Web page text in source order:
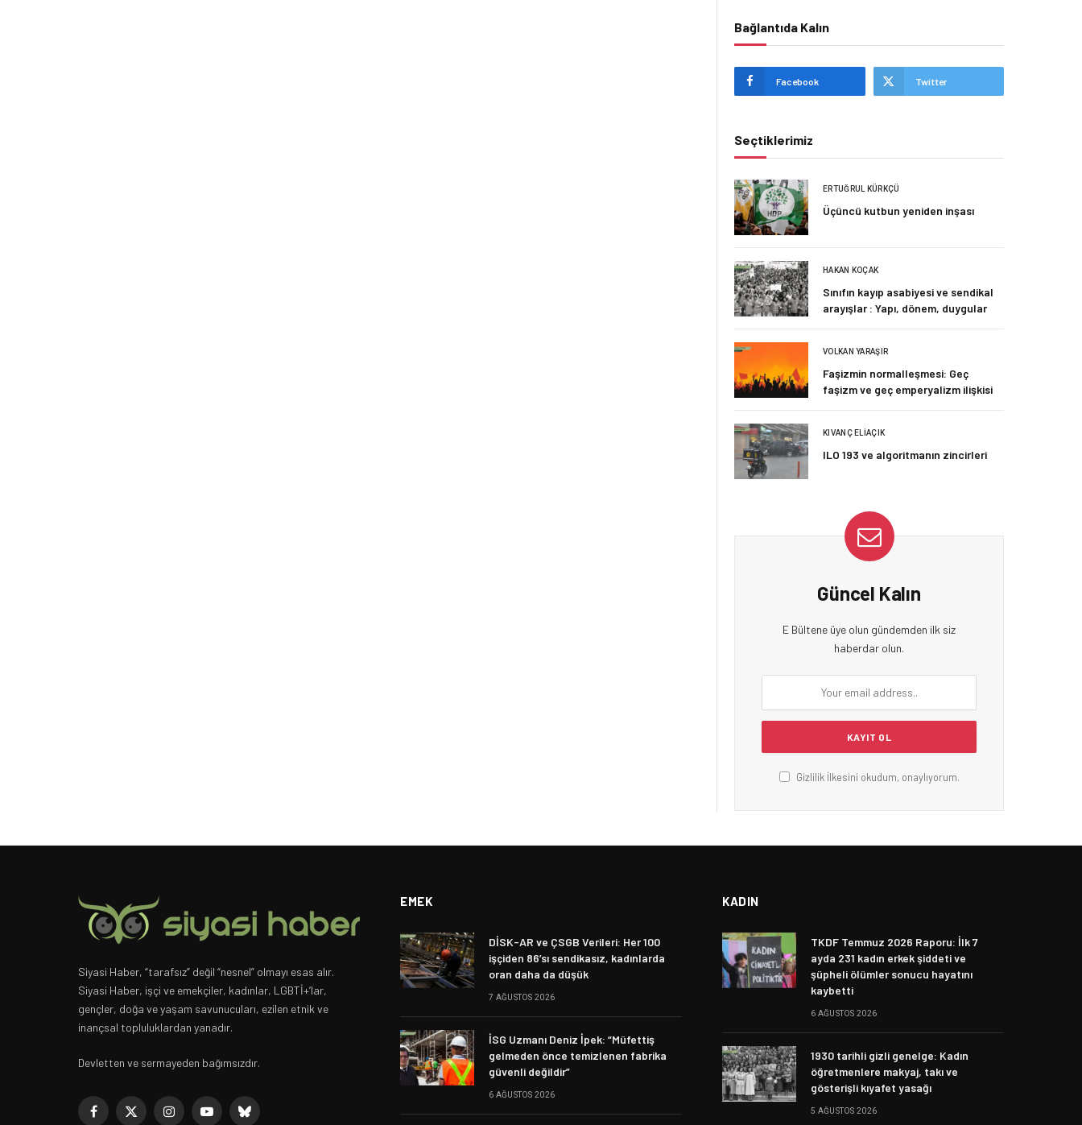
Bağlantıda Kalın
Facebook Twitter
Seçtiklerimiz
ERTUĞRUL KÜRKÇÜ
Üçüncü kutbun yeniden inşası
HAKAN KOÇAK
Sınıfın kayıp asabiyesi ve sendikal
arayışlar : Yapı, dönem, duygular
VOLKAN YARAŞIR
Faşizmin normalleşmesi: Geç
faşizm ve geç emperyalizm ilişkisi
KIVANÇ ELIAÇIK
ILO 193 ve algoritmanın zincirleri
Güncel Kalın
E Bültene üye olun gündemden ilk siz
haberdar olun.
Gizlilik İlkesini okudum, onaylıyorum.
Siyasi Haber, “tarafsız” değil “nesnel” olmayı esas alır.
Siyasi Haber, işçi ve emekçiler, kadınlar, LGBTİ+’lar,
gençler, doğa ve yaşam savunucuları, ezilen etnik ve
inançsal topluluklardan yanadır.
Devletten ve sermayeden bağımsızdır.
Facebook
X InstagramYouTubeBluesky
EMEK
DİSK-AR ve ÇSGB Verileri: Her 100
işçiden 86’sı sendikasız, kadınlarda
oran daha da düşük
7 AĞUSTOS 2026
İSG Uzmanı Deniz İpek: “Müfettiş
gelmeden önce temizlenen fabrika
güvenli değildir”
6 AĞUSTOS 2026
KADIN
TKDF Temmuz 2026 Raporu: İlk 7
ayda 231 kadın erkek şiddeti ve
şüpheli ölümler sonucu hayatını
kaybetti
6 AĞUSTOS 2026
1930 tarihli gizli genelge: Kadın
öğretmenlere makyaj, takı ve
gösterişli kıyafet yasağı
5 AĞUSTOS 2026